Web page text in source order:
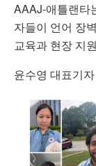
AAAJ-애틀랜타
자들이 언어 장
교육과 현장 지
윤수영 대표기자